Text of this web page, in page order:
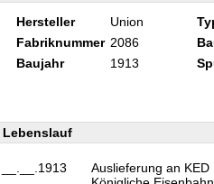
Hersteller Union
Fabriknummer 2086
Baujahr
1913
Lebenslauf
__.__.1913
Auslieferung an